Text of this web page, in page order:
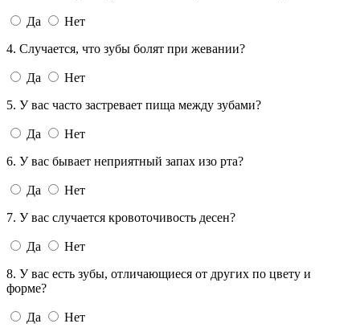
Да
Нет
4. Случается, что зубы болят при жевании?
Да
Нет
5. У вас часто застревает пища между зубами?
Да
Нет
6. У вас бывает неприятный запах изо рта?
Да
Нет
7. У вас случается кровоточивость десен?
Да
Нет
8. У вас есть зубы, отличающиеся от других по цвету и
форме?
Да
Нет